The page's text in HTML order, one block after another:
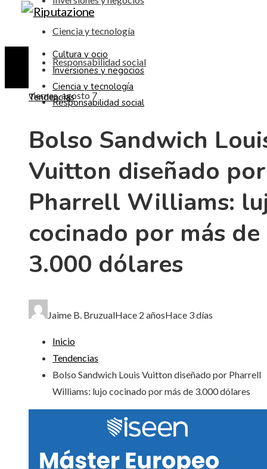
Ciencia y tecnología
Responsabilidad social
viernes, agosto 7
Cultura y ocio
Inversiones y negocios
Ciencia y tecnología
Responsabilidad social
Tendencias
Bolso Sandwich
Vuitton diseñado por
Pharrell Williams:
cocinado por más de
3.000 dólares
Jaime B. BruzualHace 2 añosHace 3 días
Inicio
Tendencias
Bolso Sandwich Louis Vuitton diseñado por Pharrell
Williams: lujo cocinado por más de 3.000 dólares